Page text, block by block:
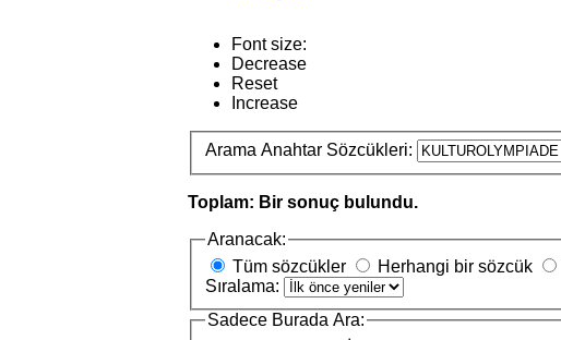
Font size:
Decrease
Reset
Increase
Arama Anahtar Sözcükleri:
Toplam: Bir sonuç bulundu.
Aranacak:
Tüm sözcükler
Herhangi bir sözcük
Sıralama:
Sadece Burada Ara: